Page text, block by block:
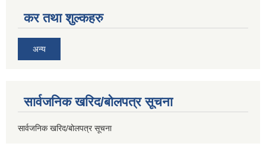
कर तथा शुल्कहरु
अन्य
सार्वजनिक खरिद/बोलपत्र सूचना
सार्वजनिक खरिद/बोलपत्र सूचना